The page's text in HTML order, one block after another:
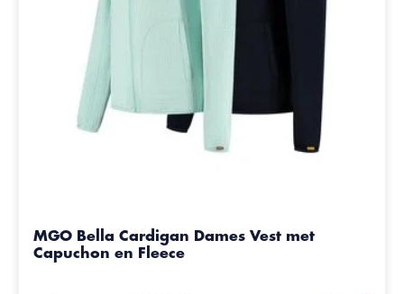
MGO Bella Cardigan Dames Vest met
Capuchon en Fleece